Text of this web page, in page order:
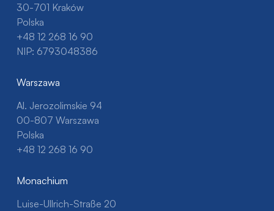
30-701 Kraków
Polska
+48 12 268 16 90
NIP: 6793048386
Warszawa
Al. Jerozolimskie 94
00-807 Warszawa
Polska
+48 12 268 16 90
Monachium
Luise-Ullrich-Straße 20